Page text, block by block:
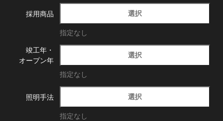
採用商品 選択
指定なし
竣工年・
オープン年
選択
指定なし
照明手法 選択
指定なし